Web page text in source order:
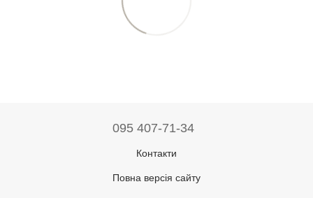
095 407-71-34
Контакти
Повна версія сайту